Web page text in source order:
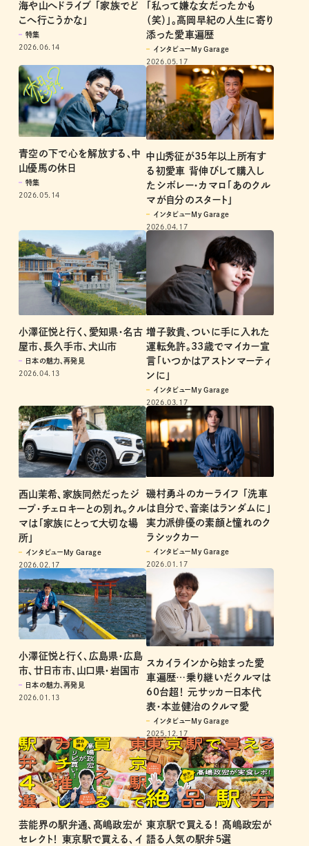
海や山へドライブ 「家族でど
こへ行こうかな」
特集
2026.06.14
「私って嫌な女だったかも
（笑）」。高岡早紀の人生に寄り
添った愛車遍歴
インタビューMy Garage
2026.05.17
青空の下で心を解放する､中
山優馬の休日
特集
2026.05.14
中山秀征が35年以上所有す
る初愛車 背伸びして購入し
たシボレー・カマロ「あのクル
マが自分のスタート」
インタビューMy Garage
2026.04.17
小澤征悦と行く、愛知県・名古
屋市、長久手市、犬山市
日本の魅力、再発見
2026.04.13
増子敦貴、ついに手に入れた
運転免許。33歳でマイカー宣
言「いつかはアストンマーティ
ンに」
インタビューMy Garage
2026.03.17
西山茉希、家族同然だったジ
ープ・チェロキーとの別れ。クル
マは「家族にとって大切な場
所」
インタビューMy Garage
2026.02.17
磯村勇斗のカーライフ 「洗車
は自分で、音楽はランダムに」
実力派俳優の素顔と憧れのク
ラシックカー
インタビューMy Garage
2026.01.17
小澤征悦と行く、広島県・広島
市、廿日市市、山口県・岩国市
日本の魅力、再発見
2026.01.13
スカイラインから始まった愛
車遍歴…乗り継いだクルマは
60台超！ 元サッカー日本代
表・本並健治のクルマ愛
インタビューMy Garage
2025.12.17
芸能界の駅弁通、髙嶋政宏が
セレクト！ 東京駅で買える、イ
東京駅で買える！ 髙嶋政宏が
語る人気の駅弁５選